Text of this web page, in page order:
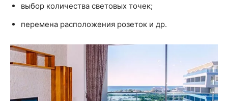
выбор количества световых точек;
перемена расположения розеток и др.